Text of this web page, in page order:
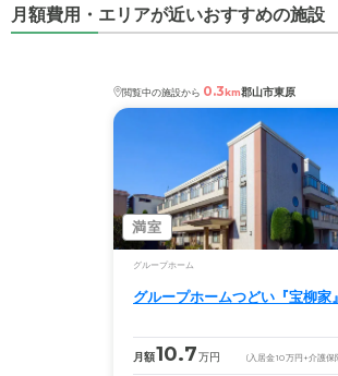
月額費用・エリアが近いおすすめの施設
閲覧中の施設から 0.3km郡山市東原
満室
グループホーム
グループホームつどい『宝柳家』
月額10.7万円 (入居金10万円 +介護保